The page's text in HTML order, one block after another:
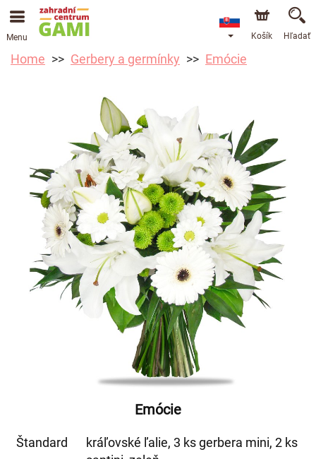
Menu Košík Hľadať
Home Gerbery a germínky Emócie
Emócie
Štandard
kráľovské ľalie, 3 ks gerbera mini, 2 ks